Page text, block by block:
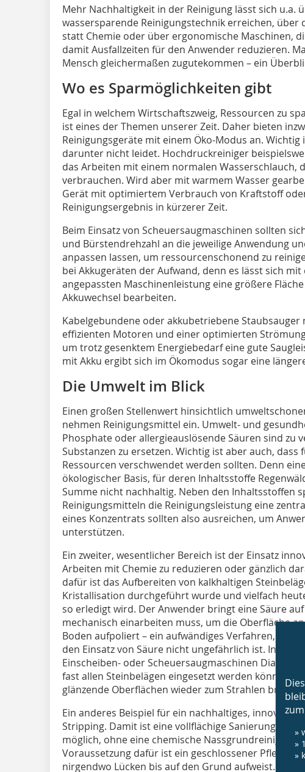
Mehr Nachhaltigkeit in der Reinigung lässt sich u.a.
wassersparende Reinigungstechnik erreichen, über
statt Chemie oder über ergonomische Maschinen,
damit Ausfallzeiten für den Anwender reduzieren.
Mensch ­gleichermaßen zugutekommen – ein
Wo es Sparmöglichkeiten gibt
Egal in welchem Wirtschaftszweig, Ressourcen zu
ist eines der Themen unserer Zeit. Daher bieten
Reinigungsgeräte mit einem Öko-Modus an.
darunter nicht leidet. Hochdruckreiniger
das Arbeiten mit ­einem normalen Wasserschlauch,
verbrauchen. Wird aber mit warmem Wasser
Gerät mit optimiertem Verbrauch von Kraftstoff
Reinigungsergebnis in kürzerer Zeit.
Beim Einsatz von Scheuersaugmaschinen sollten
und Bürstendrehzahl an die ­jeweilige Anwendung
anpassen lassen, um ressourcenschonend zu
bei Akkugeräten der Aufwand, denn es lässt sich
angepassten Maschinenleistung eine größere
Akkuwechsel bearbeiten.
Kabelgebundene oder akkubetriebene
effizienten Motoren und einer optimierten
um trotz gesenktem Energiebedarf eine gute
mit Akku ergibt sich im Ökomodus sogar eine
Die Umwelt im Blick
Einen großen Stellenwert hinsichtlich
nehmen Reinigungsmittel ein. Umwelt- und
Phosphate oder allergieauslösende Säuren sind zu
Substanzen zu ersetzen. Wichtig ist aber auch,
Ressourcen verschwendet werden sollten. Denn
ökologischer Basis, für deren Inhaltsstoffe
Summe nicht nachhaltig. Neben den Inhaltsstoffen
Reinigungsmitteln die Reinigungsleistung eine
eines Konzentrats sollten also ausreichen, um
unterstützen.
Ein zweiter, wesentlicher Bereich ist der Einsatz
Arbeiten mit Chemie zu reduzieren oder gänzlich
dafür ist das Aufbereiten von kalkhaltigen
Kristallisation durchgeführt wurde und vielfach
­so erledigt wird. Der Anwender bringt eine Säure
mechanisch einarbeiten muss, um die Oberfläche
Boden aufpoliert – ein aufwändiges Verfahren, das
den Einsatz von Säure nicht ungefährlich ist.
Einscheiben- oder Scheuersaugmaschinen Diamant-
fast allen Steinbelägen eingesetzt werden können
glänzende Oberflächen wieder zum Strahlen
Ein anderes Beispiel für ein nachhaltiges, innovatives
Stripping. Damit ist eine vollflächige Sanierung der
möglich, ohne eine chemische Nassgrundreinigung
Voraussetzung dafür ist ein geschlossener
nirgendwo Lücken bis auf den Grund aufweist. Zum
»
»